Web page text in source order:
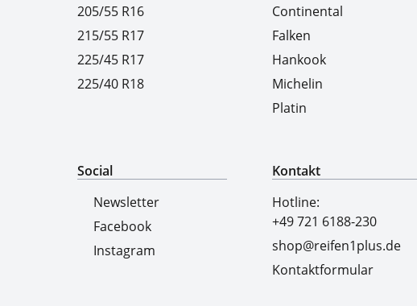
205/55 R16
215/55 R17
225/45 R17
225/40 R18
Continental
Falken
Hankook
Michelin
Platin
Social
Newsletter
Facebook
Instagram
Kontakt
Hotline:
+49 721 6188-230
shop@reifen1plus.de
Kontaktformular